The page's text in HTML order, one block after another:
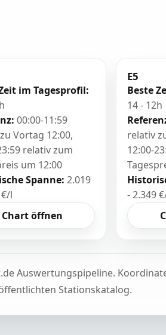
im Tagesprofil:
00:00-11:59
Vortag 12:00,
relativ zum
um 12:00
Spanne: 2.019
l
Chart öffnen
E5
Beste
14 - 12h
relativ
12:00-
- 2.349
Auswertungspipeline.
Stationskatalog.